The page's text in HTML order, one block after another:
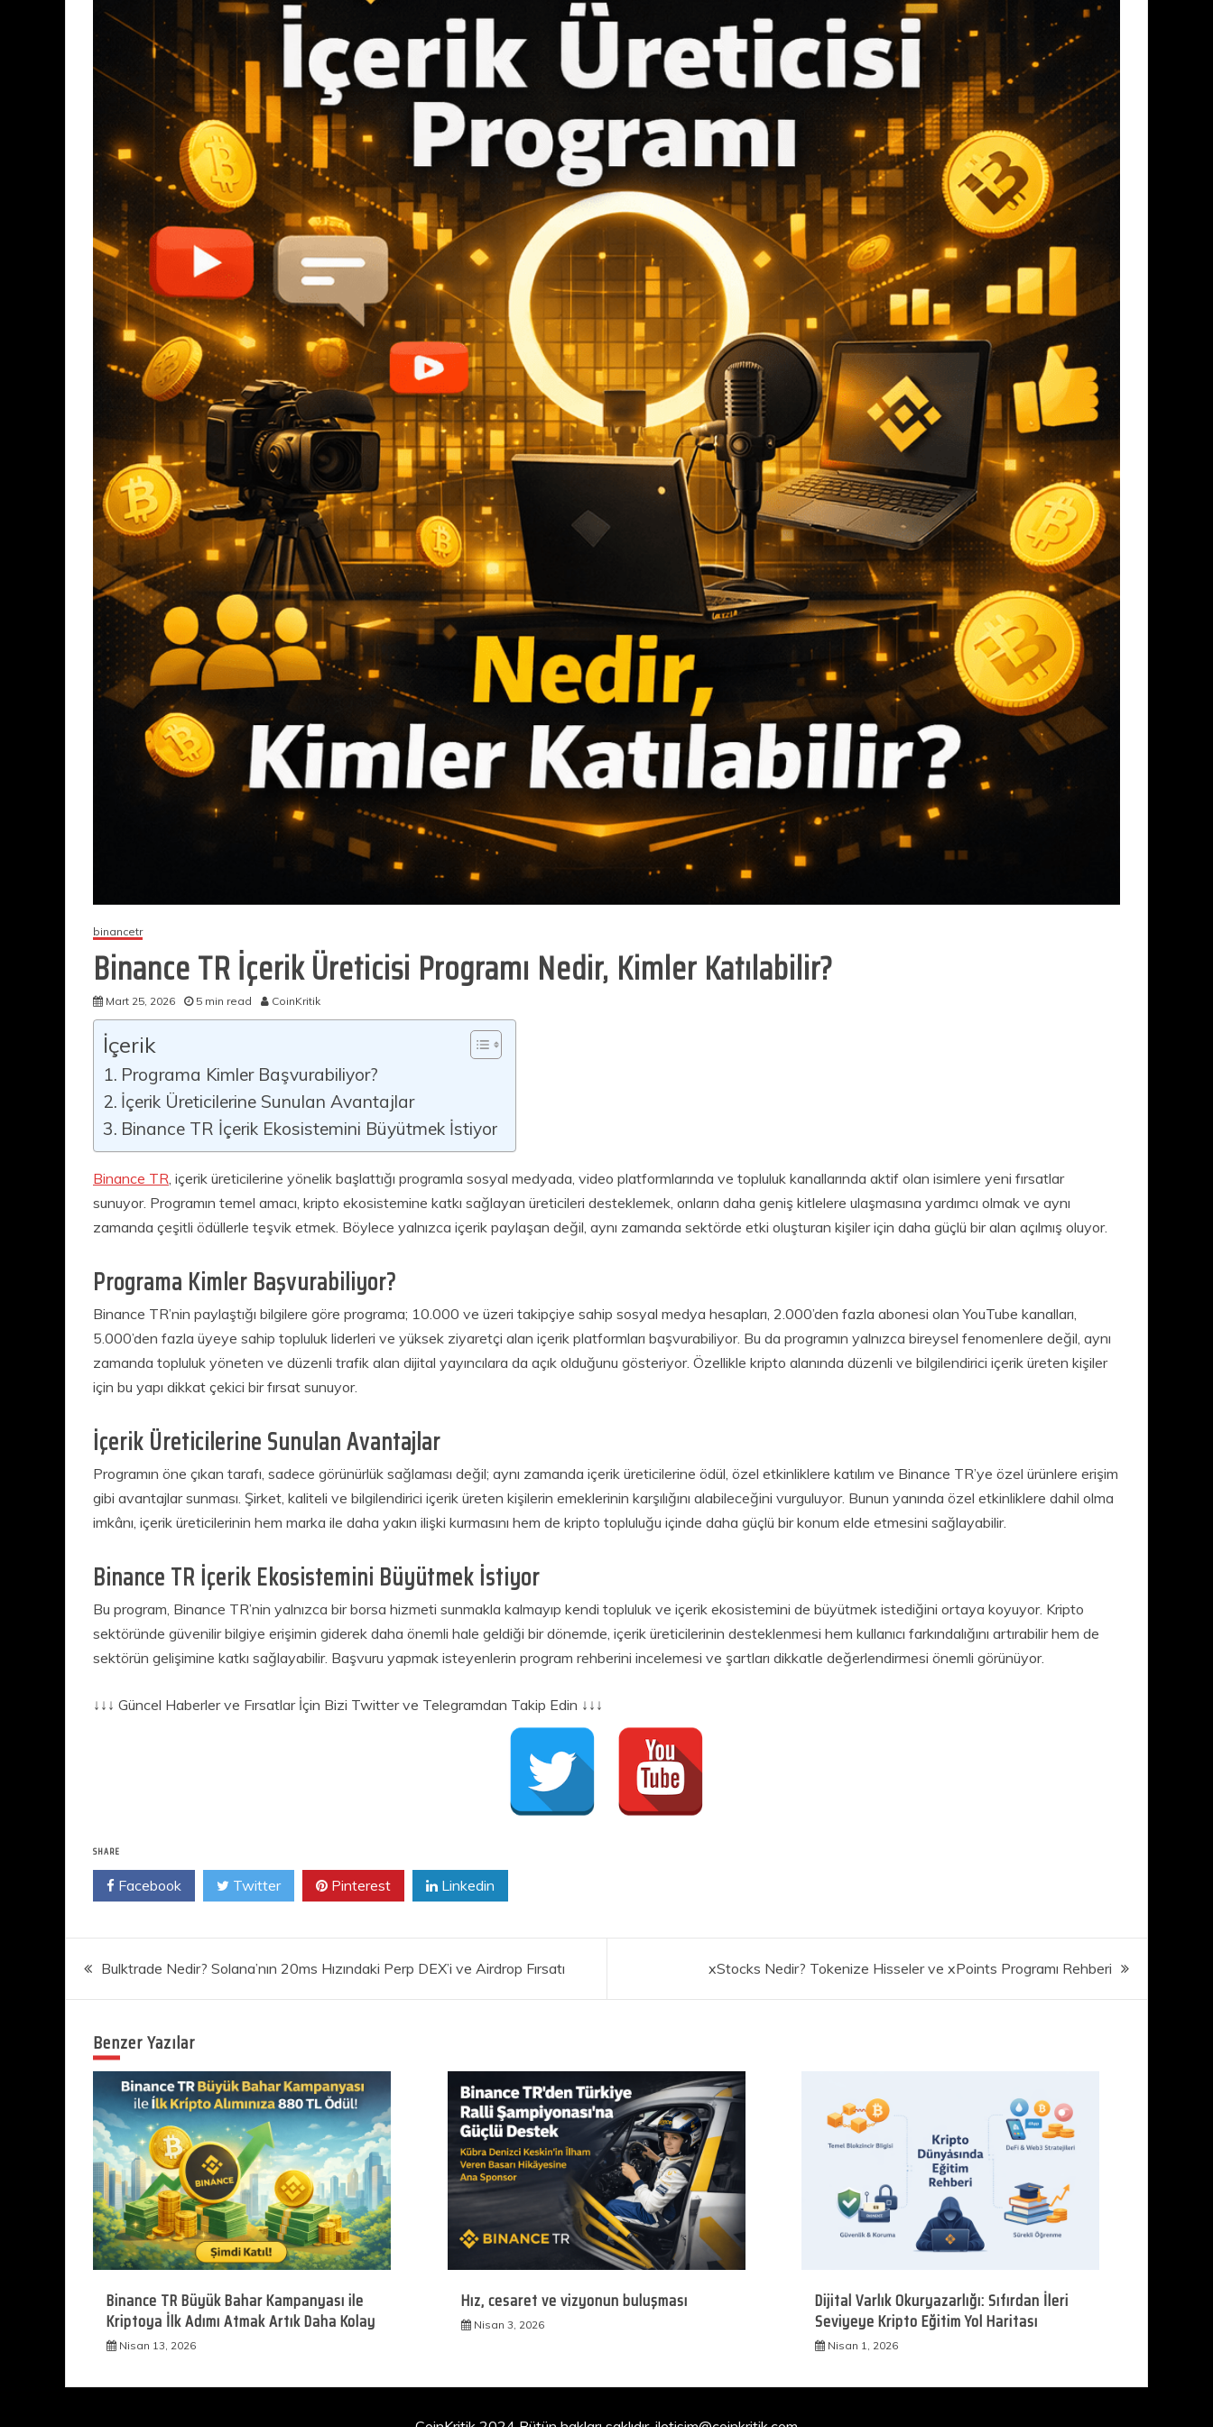
binancetr
Binance TR İçerik Üreticisi Programı Nedir, Kimler Katılabilir?
Mart 25, 2026 5 min read CoinKritik
İçerik
Programa Kimler Başvurabiliyor?
İçerik Üreticilerine Sunulan Avantajlar
Binance TR İçerik Ekosistemini Büyütmek İstiyor
Binance TR, içerik üreticilerine yönelik başlattığı programla sosyal medyada, video platformlarında ve topluluk kanallarında aktif olan isimlere yeni fırsatlar
sunuyor. Programın temel amacı, kripto ekosistemine katkı sağlayan üreticileri desteklemek, onların daha geniş kitlelere ulaşmasına yardımcı olmak ve aynı
zamanda çeşitli ödüllerle teşvik etmek. Böylece yalnızca içerik paylaşan değil, aynı zamanda sektörde etki oluşturan kişiler için daha güçlü bir alan açılmış oluyor.
Programa Kimler Başvurabiliyor?
Binance TR’nin paylaştığı bilgilere göre programa; 10.000 ve üzeri takipçiye sahip sosyal medya hesapları, 2.000’den fazla abonesi olan YouTube kanalları,
5.000’den fazla üyeye sahip topluluk liderleri ve yüksek ziyaretçi alan içerik platformları başvurabiliyor. Bu da programın yalnızca bireysel fenomenlere değil, aynı
zamanda topluluk yöneten ve düzenli trafik alan dijital yayıncılara da açık olduğunu gösteriyor. Özellikle kripto alanında düzenli ve bilgilendirici içerik üreten kişiler
için bu yapı dikkat çekici bir fırsat sunuyor.
İçerik Üreticilerine Sunulan Avantajlar
Programın öne çıkan tarafı, sadece görünürlük sağlaması değil; aynı zamanda içerik üreticilerine ödül, özel etkinliklere katılım ve Binance TR’ye özel ürünlere erişim
gibi avantajlar sunması. Şirket, kaliteli ve bilgilendirici içerik üreten kişilerin emeklerinin karşılığını alabileceğini vurguluyor. Bunun yanında özel etkinliklere dahil olma
imkânı, içerik üreticilerinin hem marka ile daha yakın ilişki kurmasını hem de kripto topluluğu içinde daha güçlü bir konum elde etmesini sağlayabilir.
Binance TR İçerik Ekosistemini Büyütmek İstiyor
Bu program, Binance TR’nin yalnızca bir borsa hizmeti sunmakla kalmayıp kendi topluluk ve içerik ekosistemini de büyütmek istediğini ortaya koyuyor. Kripto
sektöründe güvenilir bilgiye erişimin giderek daha önemli hale geldiği bir dönemde, içerik üreticilerinin desteklenmesi hem kullanıcı farkındalığını artırabilir hem de
sektörün gelişimine katkı sağlayabilir. Başvuru yapmak isteyenlerin program rehberini incelemesi ve şartları dikkatle değerlendirmesi önemli görünüyor.
↓↓↓ Güncel Haberler ve Fırsatlar İçin Bizi Twitter ve Telegramdan Takip Edin ↓↓↓
SHARE
Facebook Twitter Pinterest Linkedin
Yazı
gezinmesi
Bulktrade Nedir? Solana’nın 20ms Hızındaki Perp DEX’i ve Airdrop Fırsatı xStocks Nedir? Tokenize Hisseler ve xPoints Programı Rehberi
Benzer Yazılar
Binance TR Büyük Bahar Kampanyası ile
Kriptoya İlk Adımı Atmak Artık Daha Kolay
Nisan 13, 2026
Hız, cesaret ve vizyonun buluşması
Nisan 3, 2026
Dijital Varlık Okuryazarlığı: Sıfırdan İleri
Seviyeye Kripto Eğitim Yol Haritası
Nisan 1, 2026